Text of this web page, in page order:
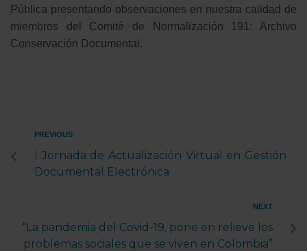
Pública presentando observaciones en nuestra calidad de
miembros del Comité de Normalización 191: Archivo
Conservación Documental.
PREVIOUS
I Jornada de Actualización Virtual en Gestión
Documental Electrónica
NEXT
“La pandemia del Covid-19, pone en relieve los
problemas sociales que se viven en Colombia”